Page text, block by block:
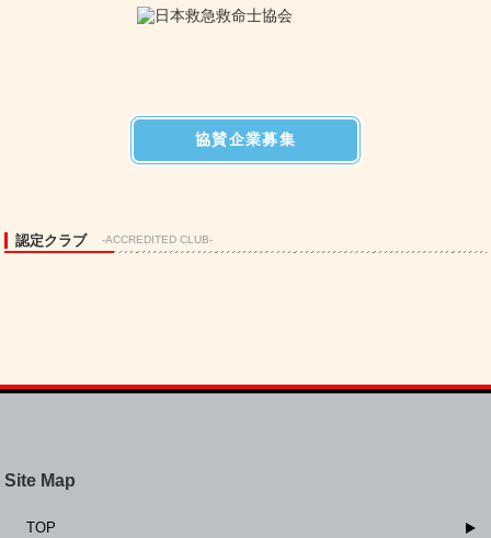
協賛企業募集
認定クラブ -ACCREDITED CLUB-
Site Map
TOP